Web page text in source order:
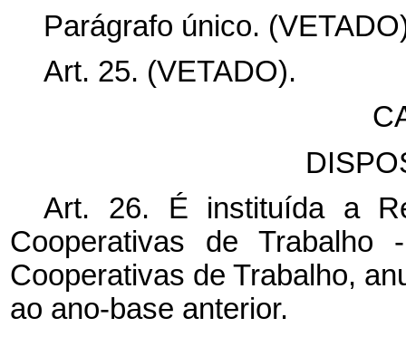
Parágrafo único.
Art. 25. (VETADO).
Art. 26. É instituída a
Cooperativas de
Cooperativas de Trabalho,
ao ano-base anterior.